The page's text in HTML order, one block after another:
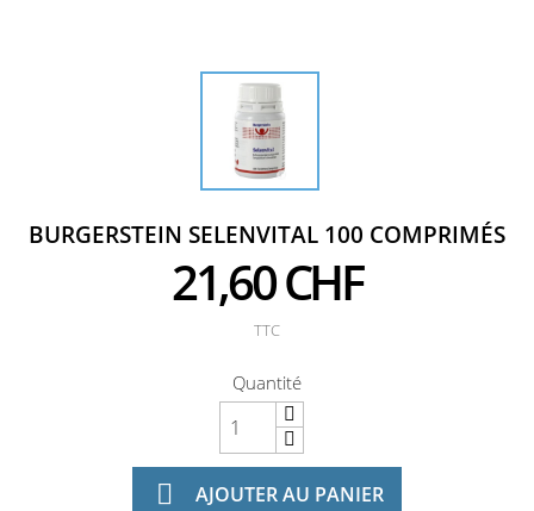
BURGERSTEIN SELENVITAL 100 COMPRIMÉS
21,60 CHF
TTC
Quantité
 AJOUTER AU PANIER